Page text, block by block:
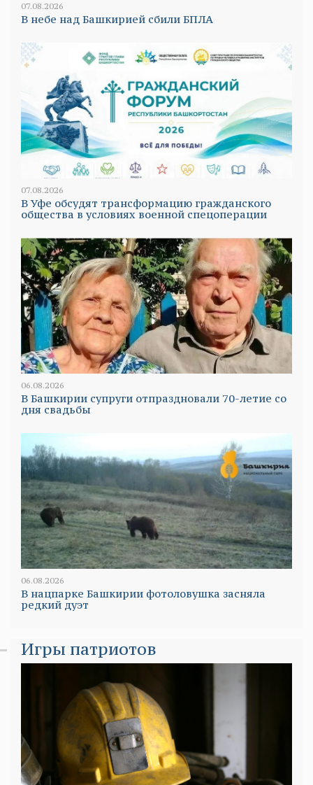
07.08.2026
В небе над Башкирией сбили БПЛА
07.08.2026
В Уфе обсудят трансформацию гражданского
общества в условиях военной спецоперации
06.08.2026
В Башкирии супруги отпраздновали 70-летие со
дня свадьбы
06.08.2026
В нацпарке Башкирии фотоловушка засняла
редкий дуэт
Игры патриотов